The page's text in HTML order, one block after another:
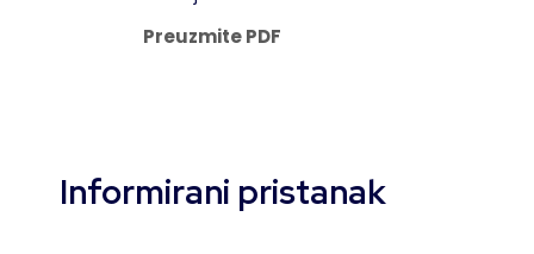
Preuzmite PDF
Informirani pristanak